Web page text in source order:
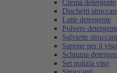
Crema detergente
Dischetti
Latte detergente
Polvere
Salviette
Sapone per il viso
Schiuma
Set pulizia viso